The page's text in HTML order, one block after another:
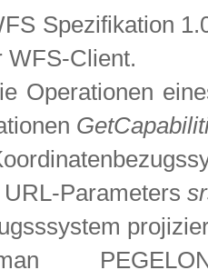
Spezifikation
WFS-Client.
Operationen
Parameters